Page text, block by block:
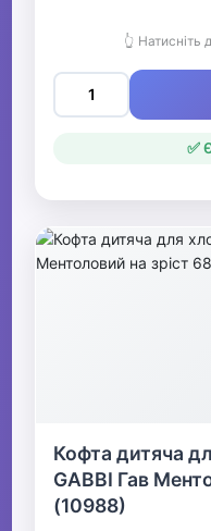
👆 Натисніть
✅
Кофта дитяча
GABBI Гав
(10988)